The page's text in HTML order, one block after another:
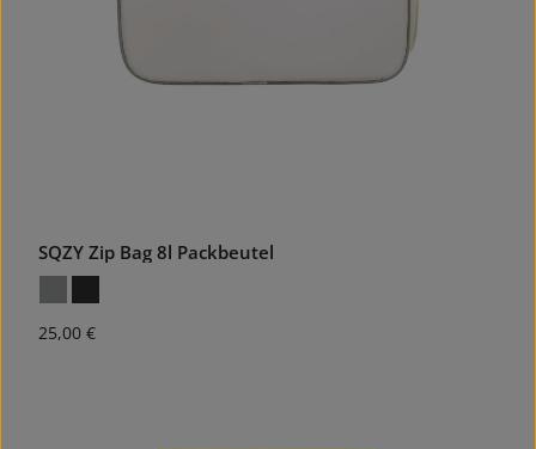
SQZY Zip Bag 8l Packbeutel
Regulärer Preis:
25,00 €